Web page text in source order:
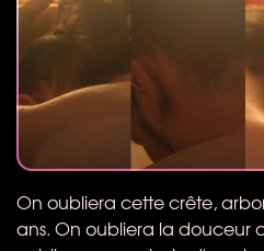
On oubliera cette crête,
ans. On oubliera la douceur